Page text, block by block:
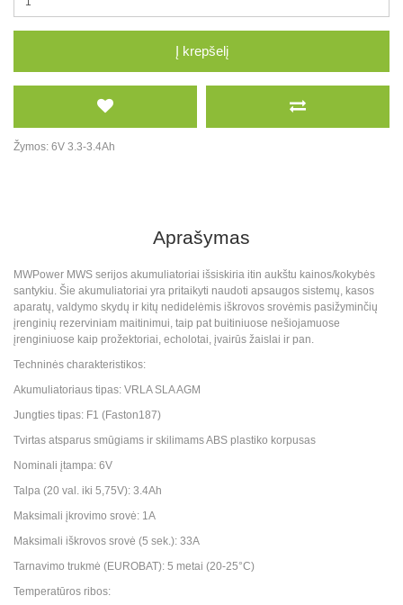
Į krepšelį
Žymos: 6V 3.3-3.4Ah
Aprašymas
MWPower MWS serijos akumuliatoriai išsiskiria itin aukštu kainos/kokybės
santykiu. Šie akumuliatoriai yra pritaikyti naudoti apsaugos sistemų, kasos
aparatų, valdymo skydų ir kitų nedidelėmis iškrovos srovėmis pasižyminčių
įrenginių rezerviniam maitinimui, taip pat buitiniuose nešiojamuose
įrenginiuose kaip prožektoriai, echolotai, įvairūs žaislai ir pan.
Techninės charakteristikos:
Akumuliatoriaus tipas: VRLA SLA AGM
Jungties tipas: F1 (Faston187)
Tvirtas atsparus smūgiams ir skilimams ABS plastiko korpusas
Nominali įtampa: 6V
Talpa (20 val. iki 5,75V): 3.4Ah
Maksimali įkrovimo srovė: 1A
Maksimali iškrovos srovė (5 sek.): 33A
Tarnavimo trukmė (EUROBAT): 5 metai (20-25°C)
Temperatūros ribos: